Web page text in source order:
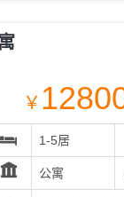
￥
1-5居
公寓